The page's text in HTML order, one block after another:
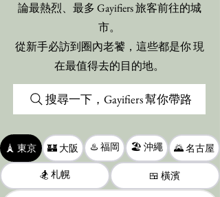
論最熱烈、最多 Gayifiers 旅客前往的城
市。
從新手必訪到圈內老饕，這些都是你 現
在最值得去的目的地。
搜尋一下，Gayifiers 幫你帶路
🗼 東京 🏰 大阪 ♨️ 福岡 🏖️ 沖繩
🌄 名古屋
🏂 札幌
🍱 橫濱